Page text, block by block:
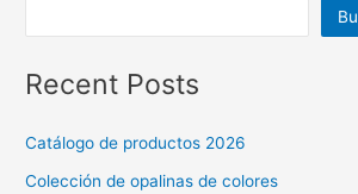
Recent Posts
Catálogo de productos 2026
Colección de opalinas de colores